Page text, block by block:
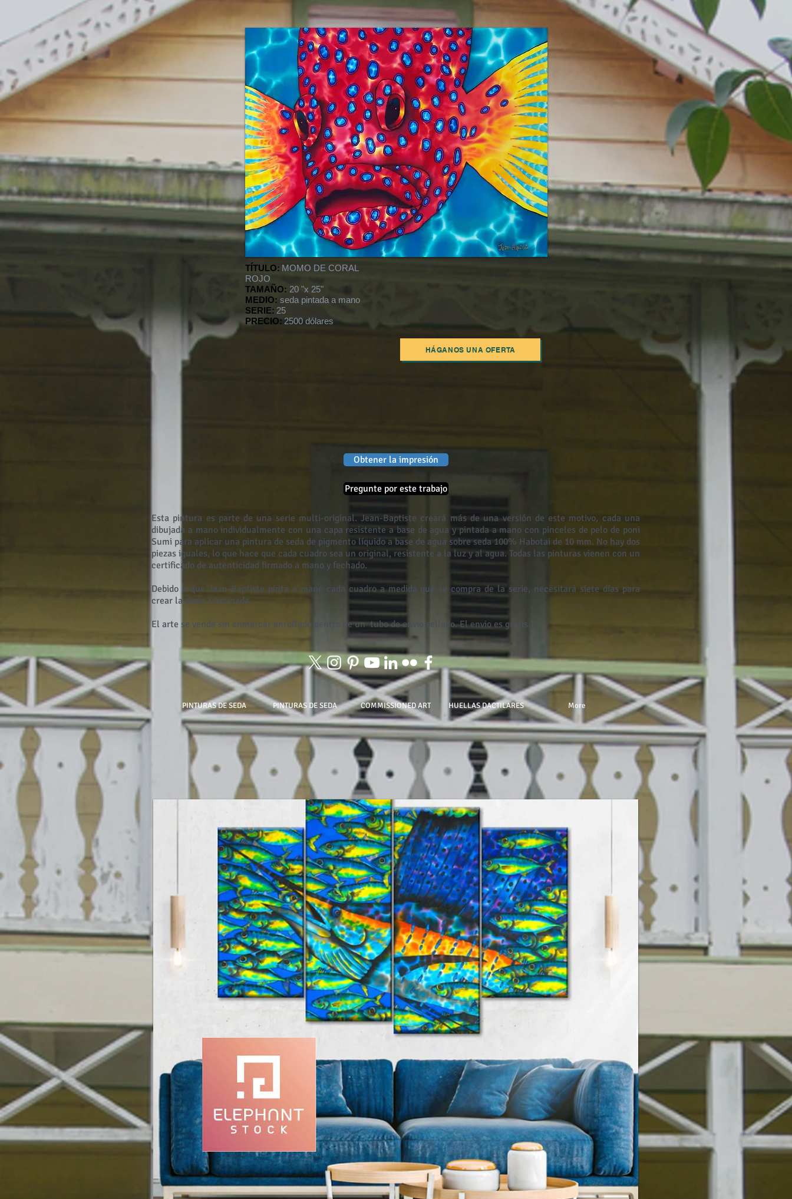
TÍTULO: MOMO DE CORAL
ROJO
TAMAÑO: 20 "x 25"
MEDIO: seda pintada a mano
SERIE: 25
PRECIO: 2500 dólares
HÁGANOS UNA OFERTA
Obtener la impresión
Pregunte por este trabajo
Esta pintura es parte de una serie multi-original. Jean-Baptiste creará más de una versión de este motivo, cada una
dibujada a mano individualmente con una capa resistente a base de agua y pintada a mano con pinceles de pelo de poni
Sumi para aplicar una pintura de seda de pigmento líquido a base de agua sobre seda 100% Habotai de 10 mm. No hay dos
piezas iguales, lo que hace que cada cuadro sea un original, resistente a la luz y al agua. Todas las pinturas vienen con un
certificado de autenticidad firmado a mano y fechado.
Debido a que Jean-Baptiste pinta a mano cada cuadro a medida que se compra de la serie, necesitará siete días para
crear la pieza terminada.
El arte se vende sin enmarcar enrollado dentro de un tubo de envío sellado. El envio es gratis.
PINTURAS DE SEDA PINTURAS DE SEDA COMMISSIONED ART HUELLAS DACTILARES More